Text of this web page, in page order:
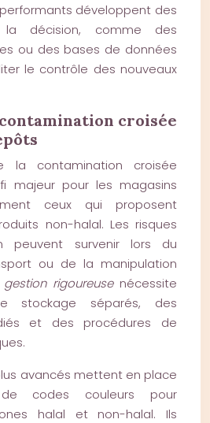
développent des
décision, comme des
ou des bases de données
le contrôle des nouveaux
croisée
la contamination croisée
majeur pour les magasins
ceux qui proposent
non-halal. Les risques
peuvent survenir lors du
ou de la manipulation
gestion rigoureuse nécessite
stockage séparés, des
et des procédures de
avancés mettent en place
codes couleurs pour
halal et non-halal. Ils